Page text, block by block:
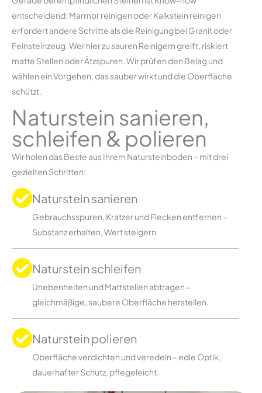
entscheidend: Marmor reinigen oder Kalkstein reinigen
erfordert andere Schritte als die Reinigung bei Granit oder
Feinsteinzeug. Wer hier zu sauren Reinigern greift, riskiert
matte Stellen oder Ätzspuren. Wir prüfen den Belag und
wählen ein Vorgehen, das sauber wirkt und die Oberfläche
schützt.
Naturstein sanieren,
schleifen & polieren
Wir holen das Beste aus Ihrem Natursteinboden – mit drei
gezielten Schritten:
Naturstein sanieren
Gebrauchsspuren, Kratzer und Flecken entfernen –
Substanz erhalten, Wert steigern
Naturstein schleifen
Unebenheiten und Mattstellen abtragen –
gleichmäßige, saubere Oberfläche herstellen.
Naturstein polieren
Oberfläche verdichten und veredeln – edle Optik,
dauerhafter Schutz, pflegeleicht.